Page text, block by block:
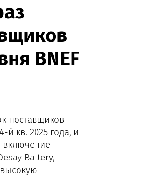
BNEF
поставщиков
й кв. 2025 года, и
включение
Battery,